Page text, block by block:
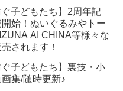
ぐ子どもたち】2周年記
始！ぬいぐるみやトー
AI CHINA等様々な
されます！
ぐ子どもたち】裏技・小
集/随時更新♪